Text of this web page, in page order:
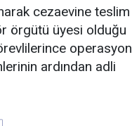
cezaevine teslim
örgütü üyesi olduğu
operasyon
ardından adli